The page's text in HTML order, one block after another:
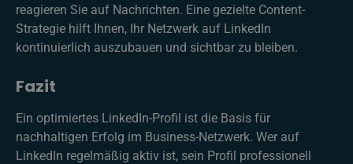
reagieren Sie auf Nachrichten. Eine gezielte Content-
Strategie hilft Ihnen, Ihr Netzwerk auf LinkedIn
kontinuierlich auszubauen und sichtbar zu bleiben.
Fazit
Ein optimiertes LinkedIn-Profil ist die Basis für
nachhaltigen Erfolg im Business-Netzwerk. Wer auf
LinkedIn regelmäßig aktiv ist, sein Profil professionell